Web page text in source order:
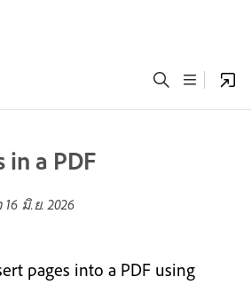
in a PDF
16 มิ.ย. 2026
pages into a PDF using